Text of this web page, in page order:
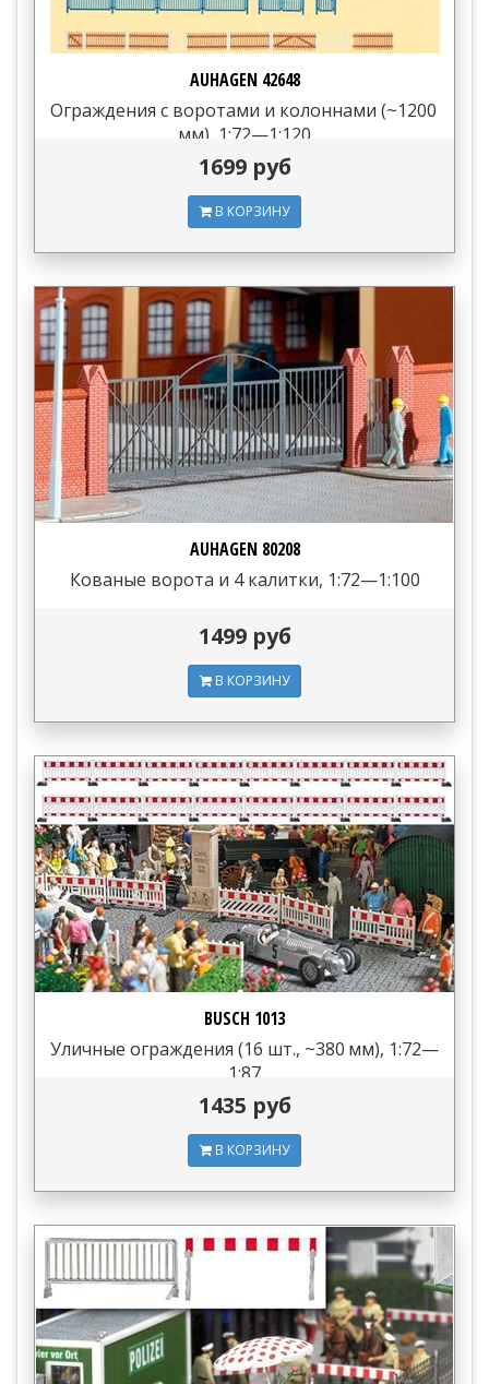
AUHAGEN 42648
Ограждения с воротами и колоннами (~1200
мм), 1:72—1:120
1699 руб
В КОРЗИНУ
AUHAGEN 80208
Кованые ворота и 4 калитки, 1:72—1:100
1499 руб
В КОРЗИНУ
BUSCH 1013
Уличные ограждения (16 шт., ~380 мм), 1:72—
1:87
1435 руб
В КОРЗИНУ